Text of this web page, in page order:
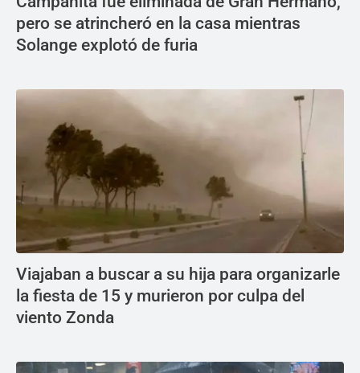
pero se atrincheró en la casa mientras
Solange explotó de furia
Viajaban a buscar a su hija para organizarle
la fiesta de 15 y murieron por culpa del
viento Zonda